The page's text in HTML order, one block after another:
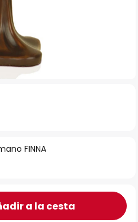
FINNA
a la cesta